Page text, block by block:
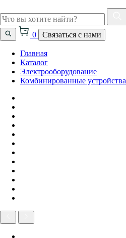
0 Связаться с нами
Главная
Каталог
Электрооборудование
Комбинированные устройства